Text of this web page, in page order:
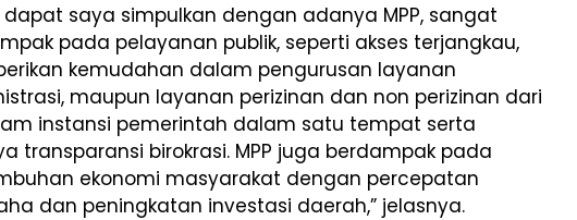
dapat saya simpulkan dengan adanya MPP, sangat
pada pelayanan publik, seperti akses terjangkau,
kemudahan dalam pengurusan layanan
maupun layanan perizinan dan non perizinan dari
instansi pemerintah dalam satu tempat serta
transparansi birokrasi. MPP juga berdampak pada
ekonomi masyarakat dengan percepatan
dan peningkatan investasi daerah,” jelasnya.